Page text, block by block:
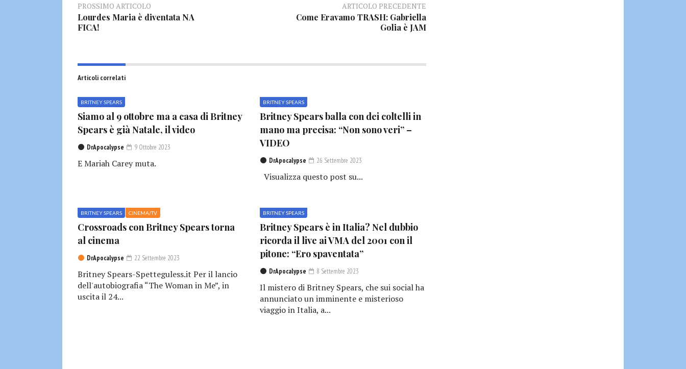
PROSSIMO ARTICOLO
Lourdes Maria è diventata NA
FICA!
ARTICOLO PRECEDENTE
Come Eravamo TRASH: Gabriella
Golia è JAM
Articoli correlati
BRITNEY SPEARS
Siamo al 9 ottobre ma a casa di Britney
Spears è già Natale, il video
DrApocalypse 9 Ottobre 2023
E Mariah Carey muta.
BRITNEY SPEARS
Britney Spears balla con dei coltelli in
mano ma precisa: “Non sono veri” –
VIDEO
DrApocalypse 26 Settembre 2023
Visualizza questo post su...
BRITNEY SPEARS CINEMA/TV
Crossroads con Britney Spears torna
al cinema
DrApocalypse 22 Settembre 2023
Britney Spears-Spetteguless.it Per il lancio
dell'autobiografia “The Woman in Me”, in
uscita il 24...
BRITNEY SPEARS
Britney Spears è in Italia? Nel dubbio
ricorda il live ai VMA del 2001 con il
pitone: “Ero spaventata”
DrApocalypse 8 Settembre 2023
Il mistero di Britney Spears, che sui social ha
annunciato un imminente e misterioso
viaggio in Italia, a...